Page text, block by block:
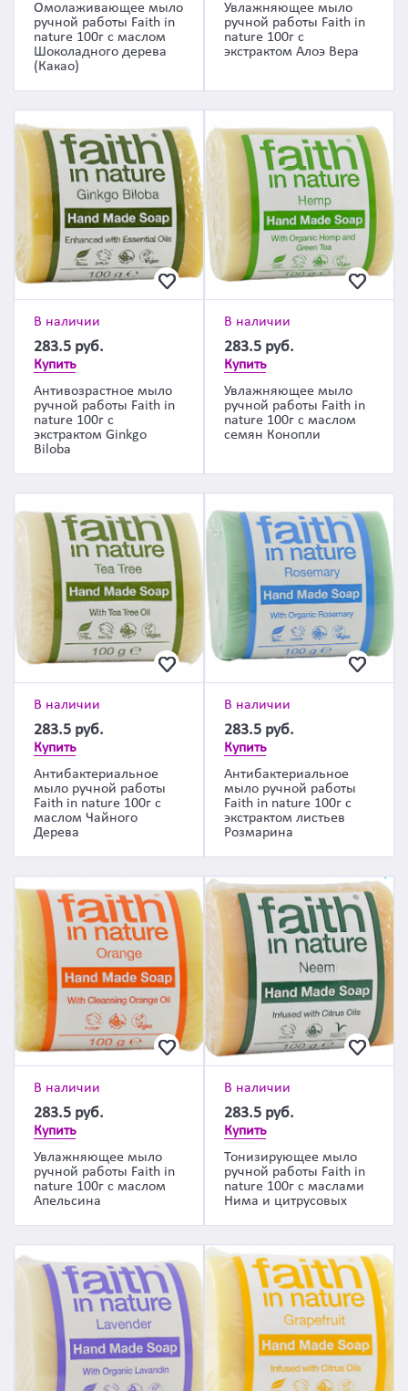
Омолаживающее мыло
ручной работы Faith in
nature 100г с маслом
Шоколадного дерева
(Какао)
Увлажняющее мыло
ручной работы Faith in
nature 100г с
экстрактом Алоэ Вера
В наличии
283.5 руб.
Купить
Антивозрастное мыло
ручной работы Faith in
nature 100г с
экстрактом Ginkgo
Biloba
В наличии
283.5 руб.
Купить
Увлажняющее мыло
ручной работы Faith in
nature 100г с маслом
семян Конопли
В наличии
283.5 руб.
Купить
Антибактериальное
мыло ручной работы
Faith in nature 100г с
маслом Чайного
Дерева
В наличии
283.5 руб.
Купить
Антибактериальное
мыло ручной работы
Faith in nature 100г с
экстрактом листьев
Розмарина
В наличии
283.5 руб.
Купить
Увлажняющее мыло
ручной работы Faith in
nature 100г с маслом
Апельсина
В наличии
283.5 руб.
Купить
Тонизирующее мыло
ручной работы Faith in
nature 100г с маслами
Нима и цитрусовых